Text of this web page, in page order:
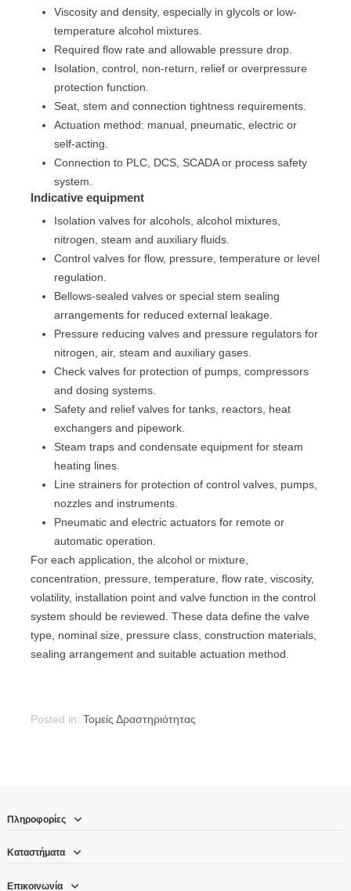
Viscosity and density, especially in glycols or low-
temperature alcohol mixtures.
Required flow rate and allowable pressure drop.
Isolation, control, non-return, relief or overpressure
protection function.
Seat, stem and connection tightness requirements.
Actuation method: manual, pneumatic, electric or
self-acting.
Connection to PLC, DCS, SCADA or process safety
system.
Indicative equipment
Isolation valves for alcohols, alcohol mixtures,
nitrogen, steam and auxiliary fluids.
Control valves for flow, pressure, temperature or level
regulation.
Bellows-sealed valves or special stem sealing
arrangements for reduced external leakage.
Pressure reducing valves and pressure regulators for
nitrogen, air, steam and auxiliary gases.
Check valves for protection of pumps, compressors
and dosing systems.
Safety and relief valves for tanks, reactors, heat
exchangers and pipework.
Steam traps and condensate equipment for steam
heating lines.
Line strainers for protection of control valves, pumps,
nozzles and instruments.
Pneumatic and electric actuators for remote or
automatic operation.
For each application, the alcohol or mixture,
concentration, pressure, temperature, flow rate, viscosity,
volatility, installation point and valve function in the control
system should be reviewed. These data define the valve
type, nominal size, pressure class, construction materials,
sealing arrangement and suitable actuation method.
Posted in: Τομείς Δραστηριότητας
Πληροφορίες
Καταστήματα
Επικοινωνία